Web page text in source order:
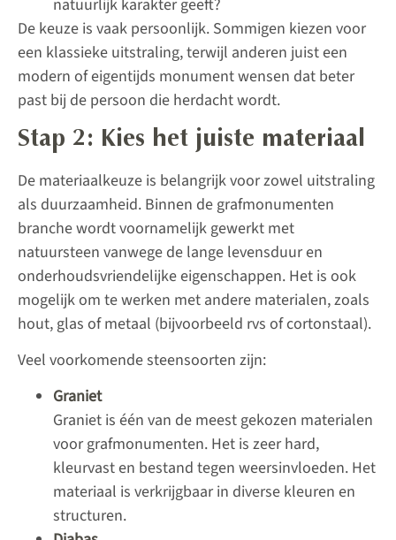
natuurlijk karakter geeft?
De keuze is vaak persoonlijk. Sommigen kiezen voor
een klassieke uitstraling, terwijl anderen juist een
modern of eigentijds monument wensen dat beter
past bij de persoon die herdacht wordt.
Stap 2: Kies het juiste materiaal
De materiaalkeuze is belangrijk voor zowel uitstraling
als duurzaamheid. Binnen de grafmonumenten
branche wordt voornamelijk gewerkt met
natuursteen vanwege de lange levensduur en
onderhoudsvriendelijke eigenschappen. Het is ook
mogelijk om te werken met andere materialen, zoals
hout, glas of metaal (bijvoorbeeld rvs of cortonstaal).
Veel voorkomende steensoorten zijn:
Graniet
Graniet is één van de meest gekozen materialen
voor grafmonumenten. Het is zeer hard,
kleurvast en bestand tegen weersinvloeden. Het
materiaal is verkrijgbaar in diverse kleuren en
structuren.